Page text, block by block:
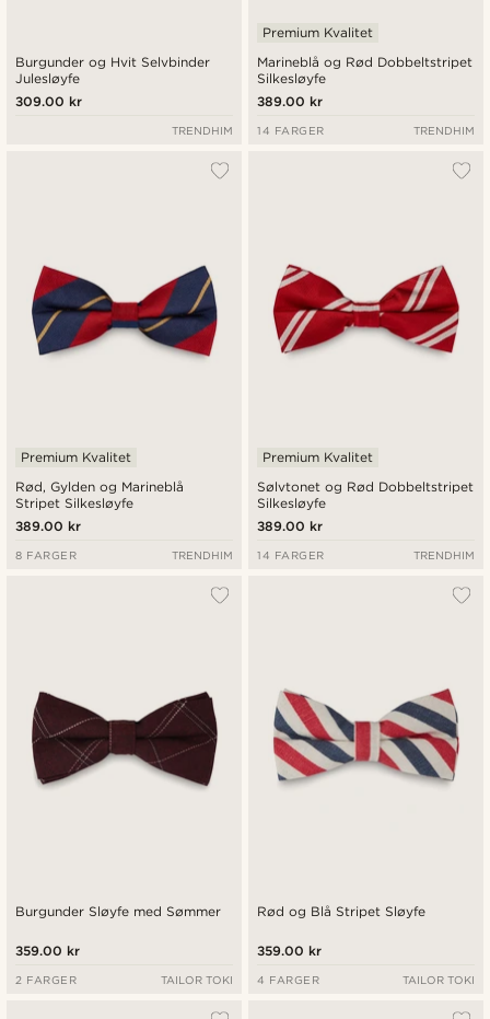
Burgunder og Hvit Selvbinder
Julesløyfe
309.00 kr
TRENDHIM
Marineblå og Rød Dobbeltstripet
Silkesløyfe
Premium Kvalitet
389.00 kr
14 FARGER TRENDHIM
Rød, Gylden og Marineblå
Stripet Silkesløyfe
Premium Kvalitet
389.00 kr
8 FARGER TRENDHIM
Sølvtonet og Rød Dobbeltstripet
Silkesløyfe
Premium Kvalitet
389.00 kr
14 FARGER TRENDHIM
Burgunder Sløyfe med Sømmer
359.00 kr
2 FARGER TAILOR TOKI
Rød og Blå Stripet Sløyfe
359.00 kr
4 FARGER TAILOR TOKI